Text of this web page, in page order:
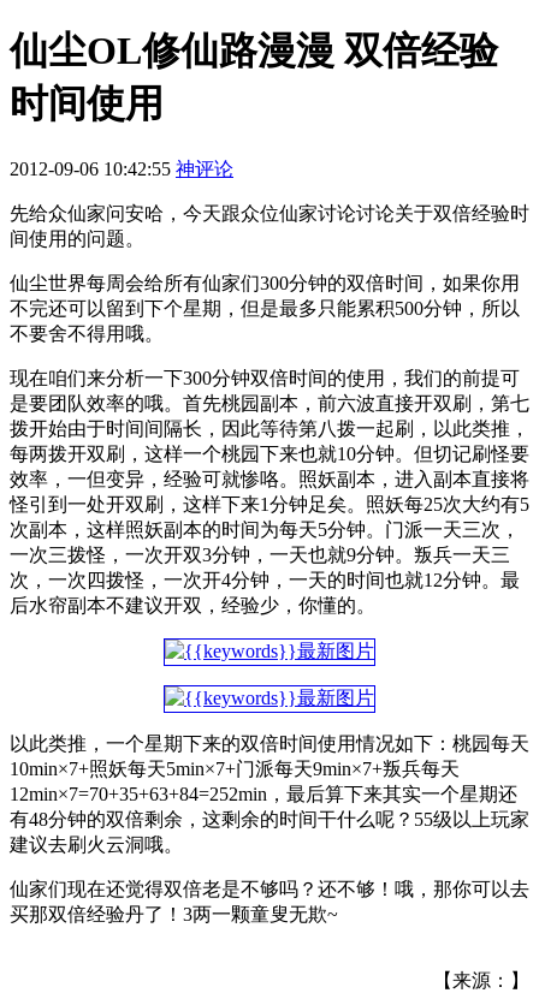
仙尘OL修仙路漫漫 双倍经验
时间使用
2012-09-06 10:42:55 神评论
先给众仙家问安哈，今天跟众位仙家讨论讨论关于双倍经验时
间使用的问题。
仙尘世界每周会给所有仙家们300分钟的双倍时间，如果你用
不完还可以留到下个星期，但是最多只能累积500分钟，所以
不要舍不得用哦。
现在咱们来分析一下300分钟双倍时间的使用，我们的前提可
是要团队效率的哦。首先桃园副本，前六波直接开双刷，第七
拨开始由于时间间隔长，因此等待第八拨一起刷，以此类推，
每两拨开双刷，这样一个桃园下来也就10分钟。但切记刷怪要
效率，一但变异，经验可就惨咯。照妖副本，进入副本直接将
怪引到一处开双刷，这样下来1分钟足矣。照妖每25次大约有5
次副本，这样照妖副本的时间为每天5分钟。门派一天三次，
一次三拨怪，一次开双3分钟，一天也就9分钟。叛兵一天三
次，一次四拨怪，一次开4分钟，一天的时间也就12分钟。最
后水帘副本不建议开双，经验少，你懂的。
以此类推，一个星期下来的双倍时间使用情况如下：桃园每天
10min×7+照妖每天5min×7+门派每天9min×7+叛兵每天
12min×7=70+35+63+84=252min，最后算下来其实一个星期还
有48分钟的双倍剩余，这剩余的时间干什么呢？55级以上玩家
建议去刷火云洞哦。
仙家们现在还觉得双倍老是不够吗？还不够！哦，那你可以去
买那双倍经验丹了！3两一颗童叟无欺~
【来源：】